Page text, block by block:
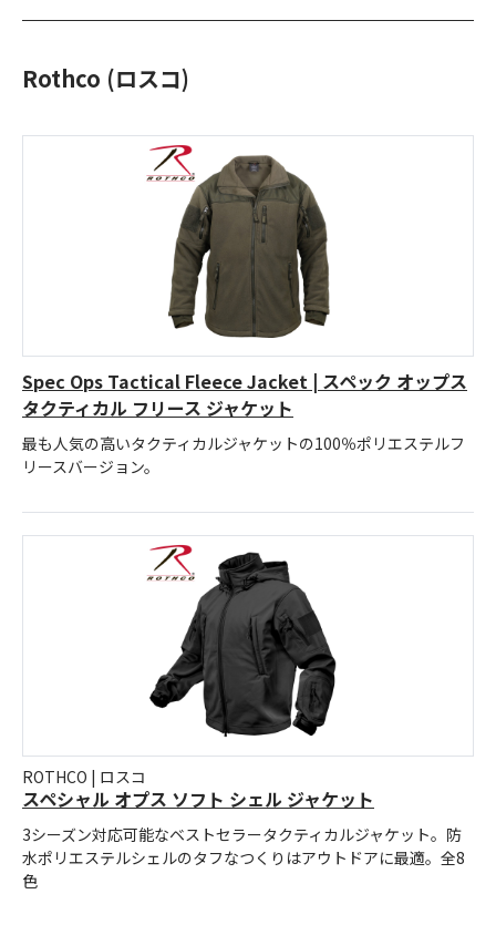
Rothco (ロスコ)
Spec Ops Tactical Fleece Jacket | スペック オップス
タクティカル フリース ジャケット
最も人気の高いタクティカルジャケットの100％ポリエステルフ
リースバージョン。
ROTHCO | ロスコ
スペシャル オプス ソフト シェル ジャケット
3シーズン対応可能なベストセラータクティカルジャケット。防
水ポリエステルシェルのタフなつくりはアウトドアに最適。全8
色